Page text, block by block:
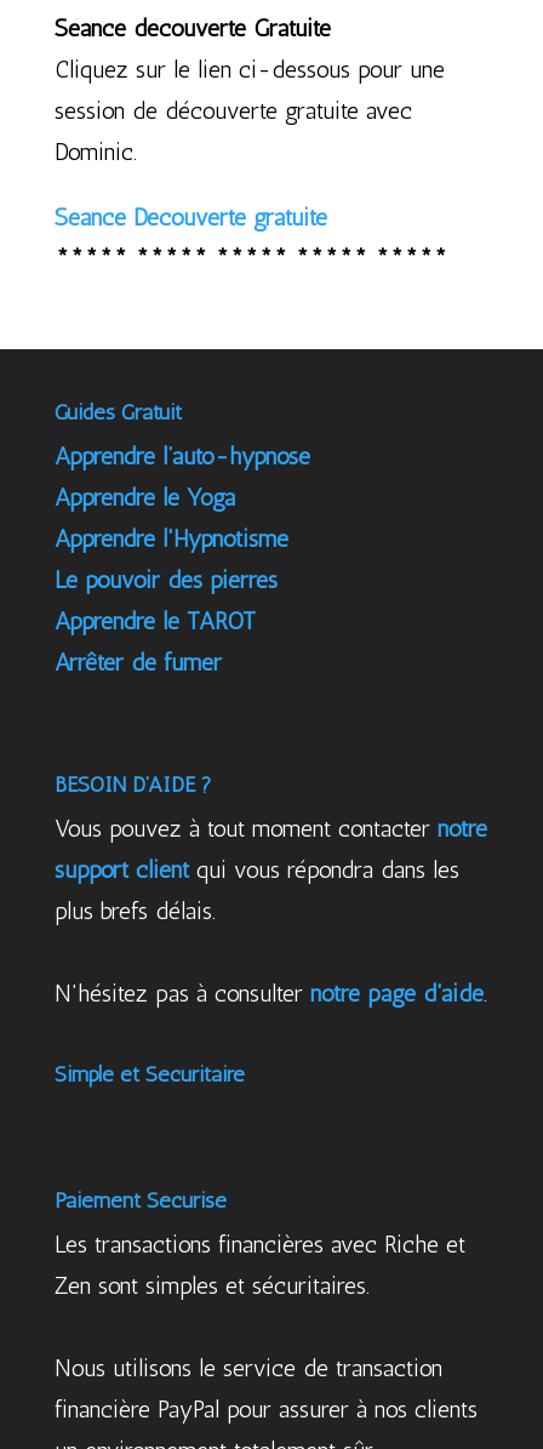
Séance découverte Gratuite
Cliquez sur le lien ci-dessous pour une
session de découverte gratuite avec
Dominic.
Séance Découverte gratuite
***** ***** ***** ***** *****
Guides Gratuit
Apprendre l’auto-hypnose
Apprendre le Yoga
Apprendre l'Hypnotisme
Le pouvoir des pierres
Apprendre le TAROT
Arrêter de fumer
BESOIN D’AIDE ?
Vous pouvez à tout moment contacter notre
support clientqui vous répondra dans les
plus brefs délais.
N'hésitez pas à consulter notre page d'aide.
Simple et Sécuritaire
Paiement Sécurisé
Les transactions financières avec Riche et
Zen sont simples et sécuritaires.
Nous utilisons le service de transaction
financière PayPal pour assurer à nos clients